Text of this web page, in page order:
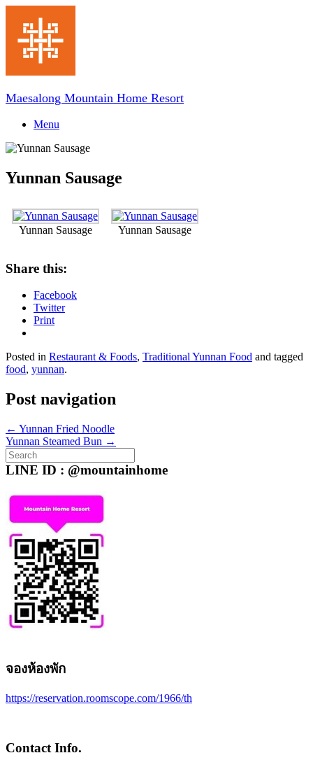
content
Maesalong Mountain Home Resort
Menu
Yunnan Sausage
Yunnan Sausage Yunnan Sausage
Share this:
Facebook
Twitter
Print
Posted in Restaurant & Foods, Traditional Yunnan Food and tagged
food, yunnan.
Post navigation
← Yunnan Fried Noodle
Yunnan Steamed Bun →
Search
for:
LINE ID : @mountainhome
จองห้องพัก
https://reservation.roomscope.com/1966/th
Contact Info.